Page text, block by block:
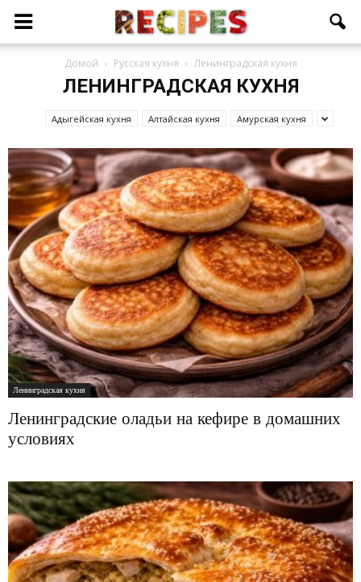
Домой Русская кухня Ленинградская кухня
ЛЕНИНГРАДСКАЯ КУХНЯ
Адыгейская кухня Алтайская кухня Амурская кухня
Ленинградская кухня
Ленинградские оладьи на кефире в домашних
условиях